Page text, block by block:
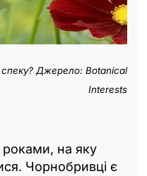
спеку? Джерело: Botanical
Interests
роками, на яку
Чорнобривці є